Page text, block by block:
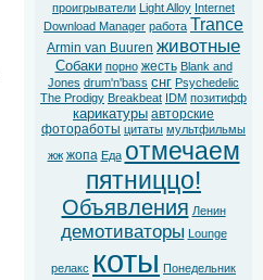
проигрыватели Light Alloy Internet
Download Manager работа Trance
Armin van Buuren животные
Собаки порно жесть Blank and
Jones drum'n'bass снг Psychedelic
The Prodigy Breakbeat IDM позитифф
карикатуры авторские
фотоработы цитаты мультфильмы
жж жопа Еда отмечаем
пятниццо!
Объявления Ленин
демотиваторы Lounge
релакс коты Понедельник